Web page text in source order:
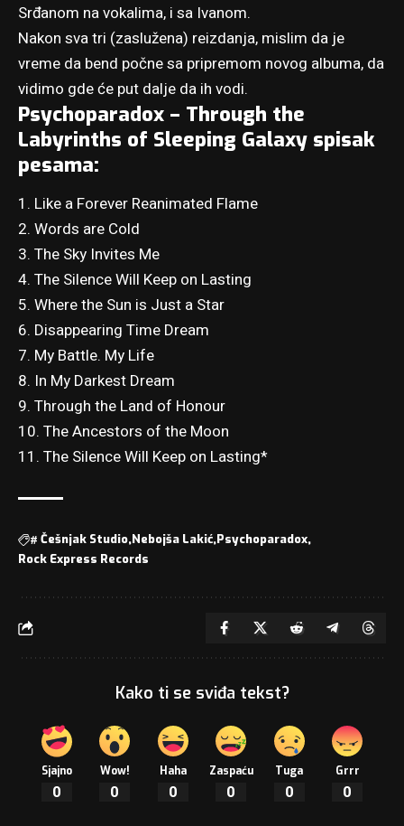
Srđanom na vokalima, i sa Ivanom.
Nakon sva tri (zaslužena) reizdanja, mislim da je
vreme da bend počne sa pripremom novog albuma, da
vidimo gde će put dalje da ih vodi.
Psychoparadox – Through the
Labyrinths of Sleeping Galaxy spisak
pesama:
1. Like a Forever Reanimated Flame
2. Words are Cold
3. The Sky Invites Me
4. The Silence Will Keep on Lasting
5. Where the Sun is Just a Star
6. Disappearing Time Dream
7. My Battle. My Life
8. In My Darkest Dream
9. Through the Land of Honour
10. The Ancestors of the Moon
11. The Silence Will Keep on Lasting*
# Češnjak Studio Nebojša Lakić Psychoparadox
Rock Express Records
Kako ti se sviđa tekst?
Sjajno
0
Wow!
0
Haha
0
Zaspaću
0
Tuga
0
Grrr
0